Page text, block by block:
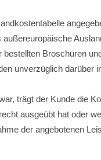
Broschüren
unverzüglich darüber
trägt der Kunde die
ausgeübt hat oder
der angebotenen